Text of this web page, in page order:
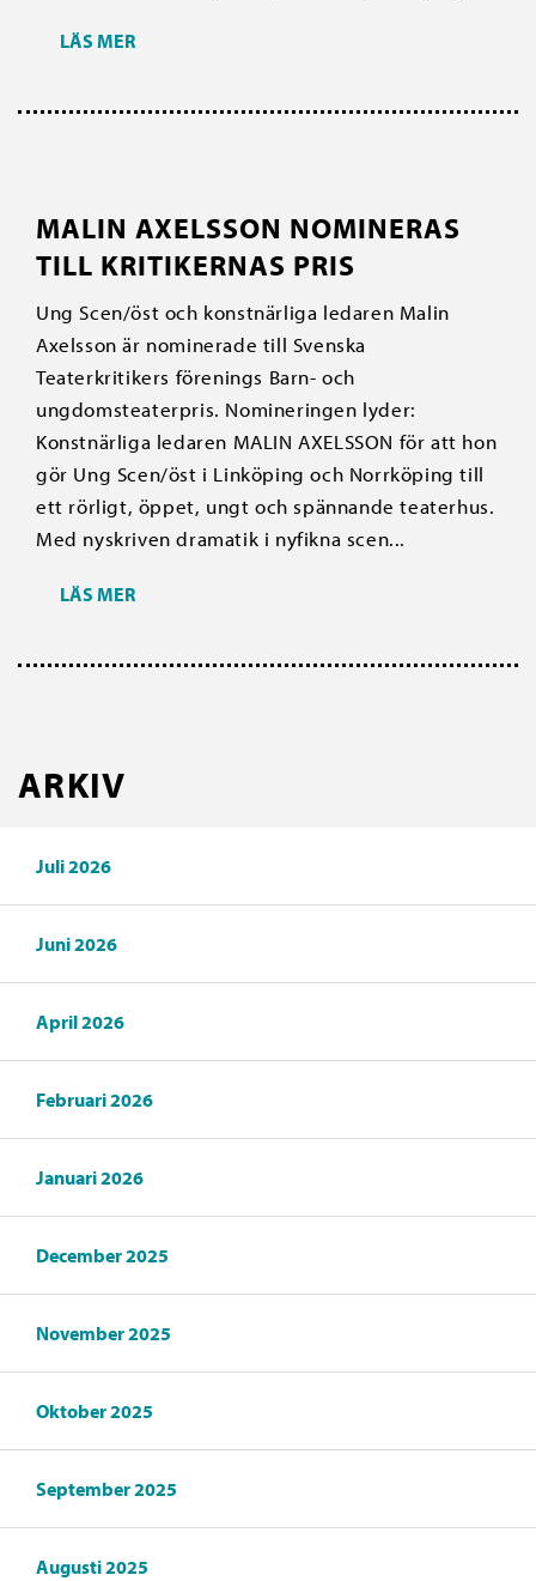
LÄS MER
MALIN AXELSSON NOMINERAS
TILL KRITIKERNAS PRIS
Ung Scen/öst och konstnärliga ledaren Malin
Axelsson är nominerade till Svenska
Teaterkritikers förenings Barn- och
ungdomsteaterpris. Nomineringen lyder:
Konstnärliga ledaren MALIN AXELSSON för att hon
gör Ung Scen/öst i Linköping och Norrköping till
ett rörligt, öppet, ungt och spännande teaterhus.
Med nyskriven dramatik i nyfikna scen...
LÄS MER
ARKIV
Juli 2026
Juni 2026
April 2026
Februari 2026
Januari 2026
December 2025
November 2025
Oktober 2025
September 2025
Augusti 2025